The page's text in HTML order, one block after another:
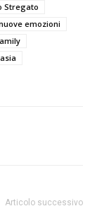
Stregato
emozioni
Articolo successivo